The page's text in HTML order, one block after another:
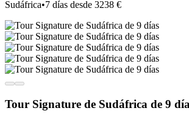
Sudáfrica•7 días desde 3238 €
Tour Signature de Sudáfrica de 9